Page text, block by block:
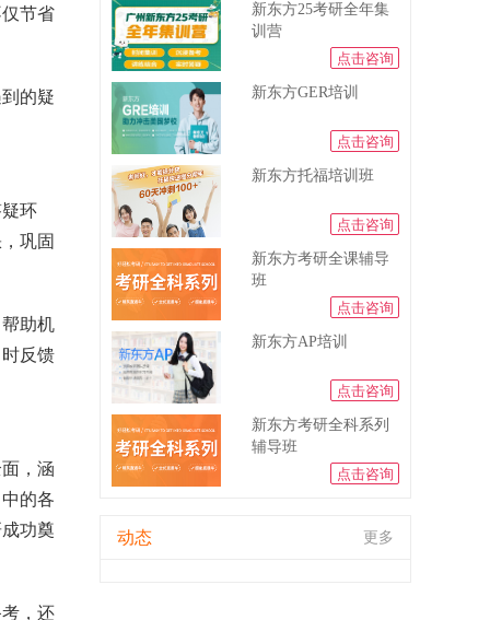
节省
的疑
环
巩固
助机
反馈
，涵
的各
功奠
，还
新东方25考研全年集
训营
点击咨询
新东方GER培训
点击咨询
新东方托福培训班
点击咨询
新东方考研全课辅导
班
点击咨询
新东方AP培训
点击咨询
新东方考研全科系列
辅导班
点击咨询
动态 更多